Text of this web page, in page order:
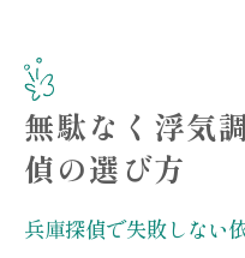
夫婦の窓口利
費用を抑えたい方
無駄なく浮気
偵の選び方
兵庫探偵で失敗しない